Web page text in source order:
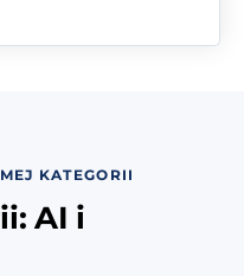
KATEGORII
AI i